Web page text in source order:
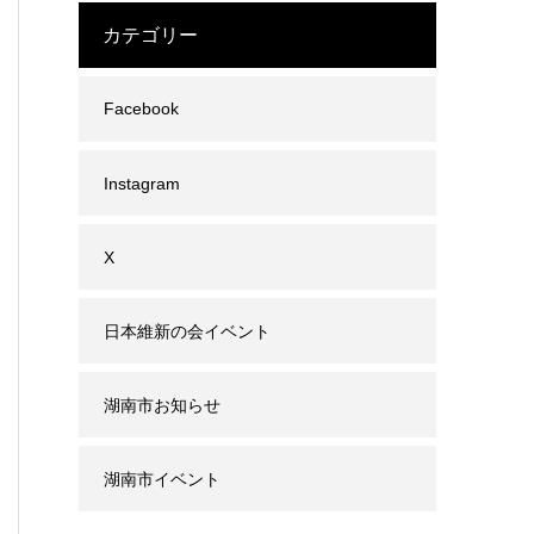
カテゴリー
Facebook
Instagram
X
日本維新の会イベント
湖南市お知らせ
湖南市イベント